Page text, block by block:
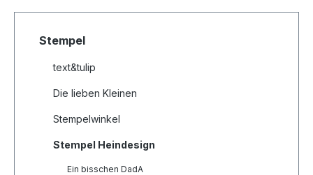
Stempel
text&tulip
Die lieben Kleinen
Stempelwinkel
Stempel Heindesign
Ein bisschen DadA